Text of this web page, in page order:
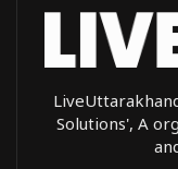
Solutions', A